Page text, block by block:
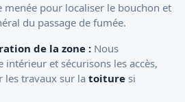
menée pour localiser le bouchon et
du passage de fumée.
de la zone : Nous
intérieur et sécurisons les accès,
les travaux sur latoiture si